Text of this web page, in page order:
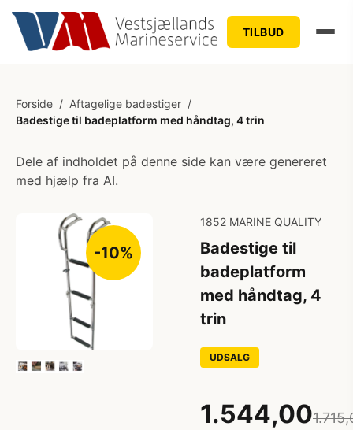
TILBUD
Forside / Aftagelige badestiger /
Badestige til badeplatform med håndtag, 4 trin
Dele af indholdet på denne side kan være genereret
med hjælp fra AI.
-10%
1852 MARINE QUALITY
Badestige til
badeplatform
med håndtag, 4
trin
UDSALG
1.544,00